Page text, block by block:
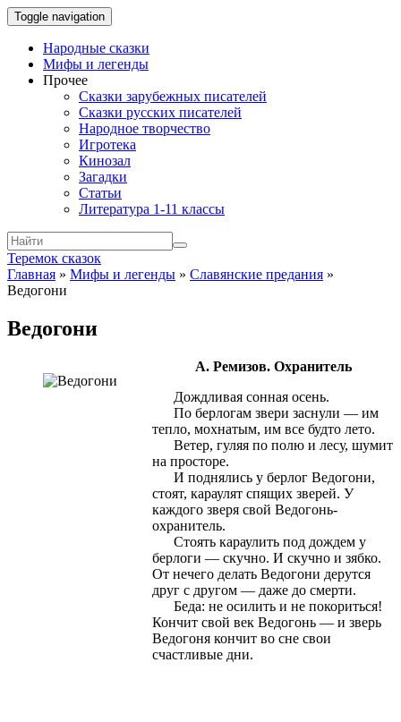
Toggle navigation
Народные сказки
Мифы и легенды
Прочее
Сказки зарубежных писателей
Сказки русских писателей
Народное творчество
Игротека
Кинозал
Загадки
Статьи
Литература 1-11 классы
Теремок сказок
Главная » Мифы и легенды » Славянские предания »
Ведогони
Ведогони
А. Ремизов. Охранитель
Дождливая сонная осень.
По берлогам звери заснули — им
тепло, мохнатым, им все будто лето.
Ветер, гуляя по полю и лесу, шумит
на просторе.
И поднялись у берлог Ведогони,
стоят, караулят спящих зверей. У
каждого зверя свой Ведогонь-
охранитель.
Стоять караулить под дождем у
берлоги — скучно. И скучно и зябко.
От нечего делать Ведогони дерутся
друг с другом — даже до смерти.
Беда: не осилить и не покориться!
Кончит свой век Ведогонь — и зверь
Ведогоня кончит во сне свои
счастливые дни.